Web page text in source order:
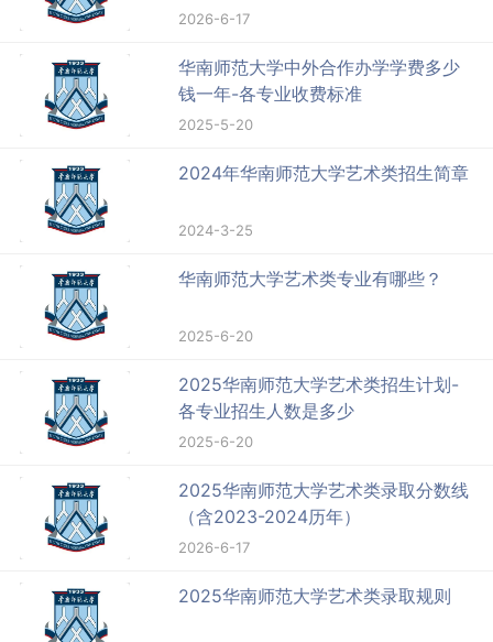
2026-6-17
华南师范大学中外合作办学学费多少
钱一年-各专业收费标准
2025-5-20
2024年华南师范大学艺术类招生简章
2024-3-25
华南师范大学艺术类专业有哪些？
2025-6-20
2025华南师范大学艺术类招生计划-
各专业招生人数是多少
2025-6-20
2025华南师范大学艺术类录取分数线
（含2023-2024历年）
2026-6-17
2025华南师范大学艺术类录取规则